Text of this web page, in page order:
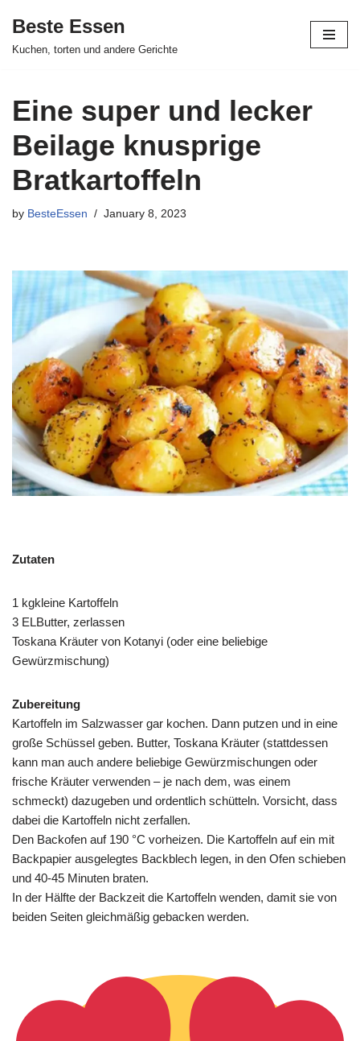
Skip
Beste Essen
Kuchen, torten und andere Gerichte
Eine super und lecker
Beilage knusprige
Bratkartoffeln
by BesteEssen January 8, 2023
Zutaten
1 kgkleine Kartoffeln
3 ELButter, zerlassen
Toskana Kräuter von Kotanyi (oder eine beliebige
Gewürzmischung)
Zubereitung
Kartoffeln im Salzwasser gar kochen. Dann putzen und in eine
große Schüssel geben. Butter, Toskana Kräuter (stattdessen
kann man auch andere beliebige Gewürzmischungen oder
frische Kräuter verwenden – je nach dem, was einem
schmeckt) dazugeben und ordentlich schütteln. Vorsicht, dass
dabei die Kartoffeln nicht zerfallen.
Den Backofen auf 190 °C vorheizen. Die Kartoffeln auf ein mit
Backpapier ausgelegtes Backblech legen, in den Ofen schieben
und 40-45 Minuten braten.
In der Hälfte der Backzeit die Kartoffeln wenden, damit sie von
beiden Seiten gleichmäßig gebacken werden.